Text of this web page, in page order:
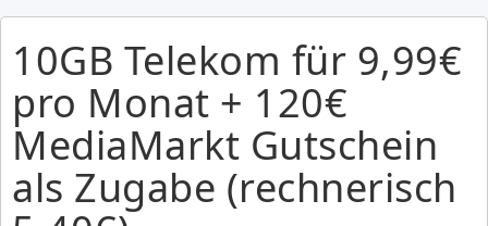
10GB Telekom für 9,99€
pro Monat + 120€
MediaMarkt Gutschein
als Zugabe (rechnerisch